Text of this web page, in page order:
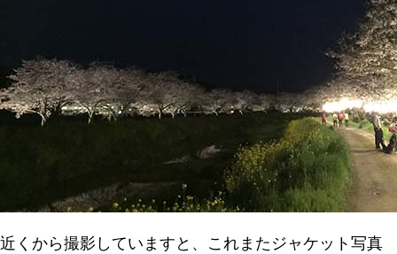
近くから撮影していますと、これまたジャケット写真